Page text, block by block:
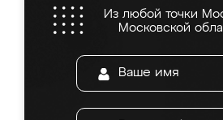
Из любой точки
Московской